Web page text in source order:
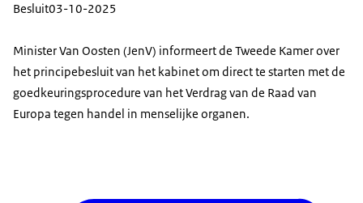
Besluit03-10-2025
Minister Van Oosten (JenV) informeert de Tweede Kamer over
het principebesluit van het kabinet om direct te starten met de
goedkeuringsprocedure van het Verdrag van de Raad van
Europa tegen handel in menselijke organen.